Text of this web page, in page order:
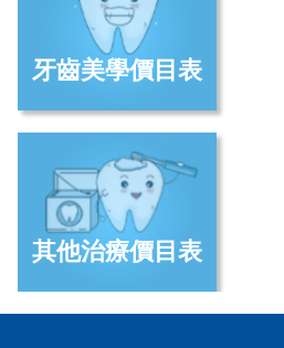
牙齒美學價目表
其他治療價目表